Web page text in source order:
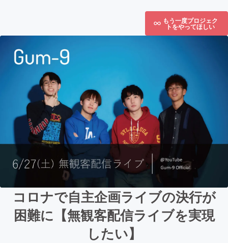
もう一度プロジェク
トをやってほしい
コロナで自主企画ライブの決行が
困難に【無観客配信ライブを実現
したい】